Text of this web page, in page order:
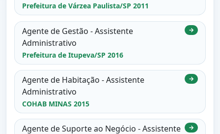
Prefeitura de Várzea Paulista/SP 2011
Agente de Gestão - Assistente
Administrativo
Prefeitura de Itupeva/SP 2016
→
Agente de Habitação - Assistente
Administrativo
COHAB MINAS 2015
→
Agente de Suporte ao Negócio - Assistente
→